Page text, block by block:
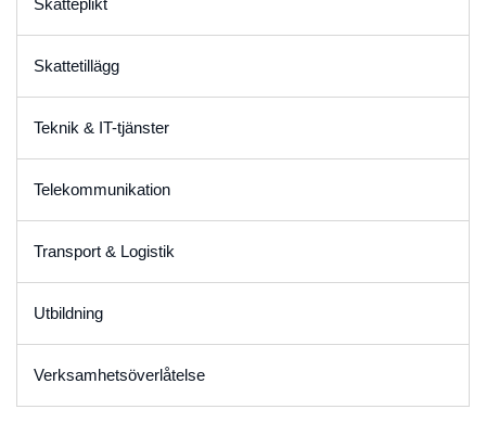
Skatteplikt
Skattetillägg
Teknik & IT-tjänster
Telekommunikation
Transport & Logistik
Utbildning
Verksamhetsöverlåtelse